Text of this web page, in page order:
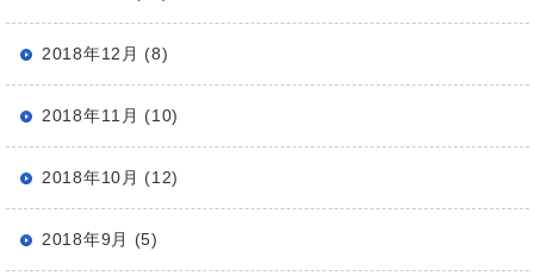
2018年12月 (8)
2018年11月 (10)
2018年10月 (12)
2018年9月 (5)